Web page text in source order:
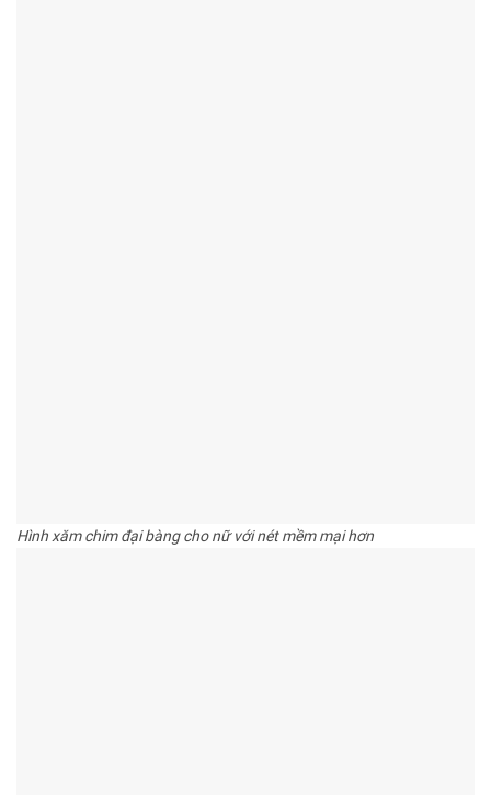
Hình xăm chim đại bàng cho nữ với nét mềm mại hơn